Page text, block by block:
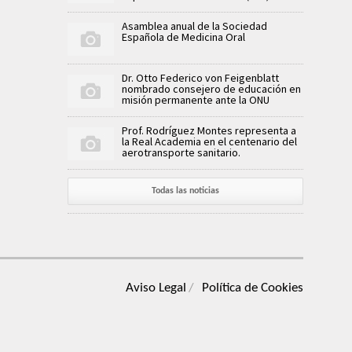
Asamblea anual de la Sociedad
Española de Medicina Oral
Dr. Otto Federico von Feigenblatt
nombrado consejero de educación en
misión permanente ante la ONU
Prof. Rodríguez Montes representa a
la Real Academia en el centenario del
aerotransporte sanitario.
Todas las noticias
Aviso Legal Política de Cookies